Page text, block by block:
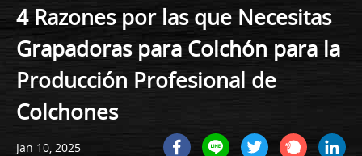
4 Razones por las que Necesitas
Grapadoras para Colchón para la
Producción Profesional de
Colchones
Jan 10, 2025